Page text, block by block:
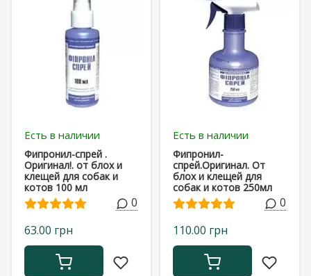
Есть в наличии
Фипронил-спрей .
Оригинал!. от блох и
клещей для собак и
котов 100 мл
0
63.00 грн
Есть в наличии
Фипронил-
спрей.Оригинал. От
блох и клещей для
собак и котов 250мл
0
110.00 грн